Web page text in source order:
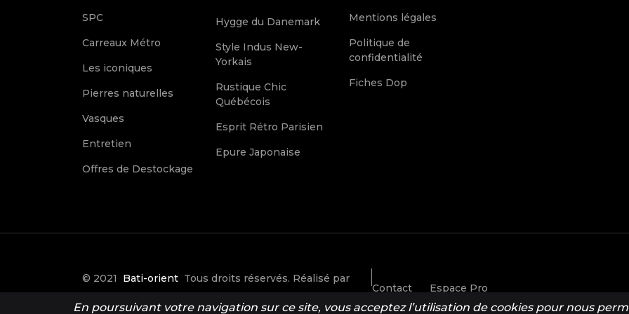
SPC
Carreaux Métro
Les iconiques
Pierres naturelles
Vasques
Entretien
Offres de Destockage
Hygge du Danemark
Style Indus New-
Yorkais
Rustique Chic
Québécois
Esprit Rétro Parisien
Epure Japonaise
Mentions légales
Politique de
confidentialité
Fiches Dop
© 2021 Bati-orient Tous droits réservés. Réalisé par
Contact Espace Pro
En poursuivant votre navigation sur ce site, vous acceptez l’utilisation de cookies pour nous